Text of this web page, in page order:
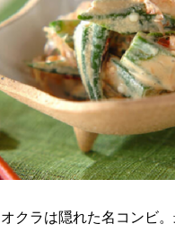
クラは隠れた名コンビ